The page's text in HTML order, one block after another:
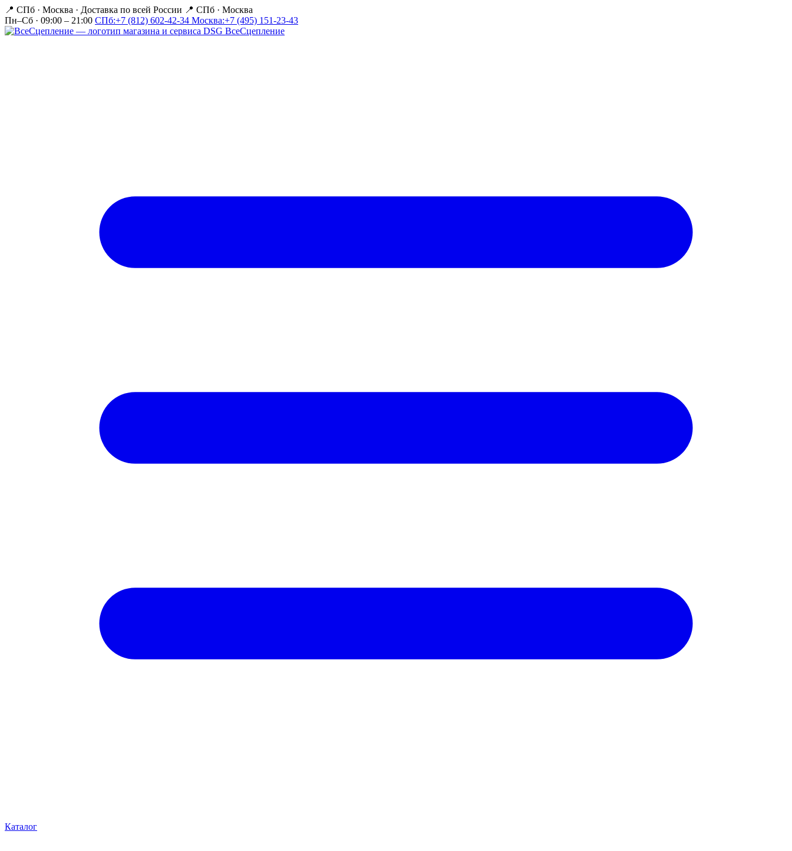
📍 СПб · Москва · Доставка по всей России 📍 СПб · Москва
Пн–Сб · 09:00 – 21:00 СПб:+7 (812) 602-42-34 Москва:+7 (495) 151-23-43
ВсеСцепление
Каталог